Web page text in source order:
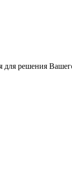
для решения